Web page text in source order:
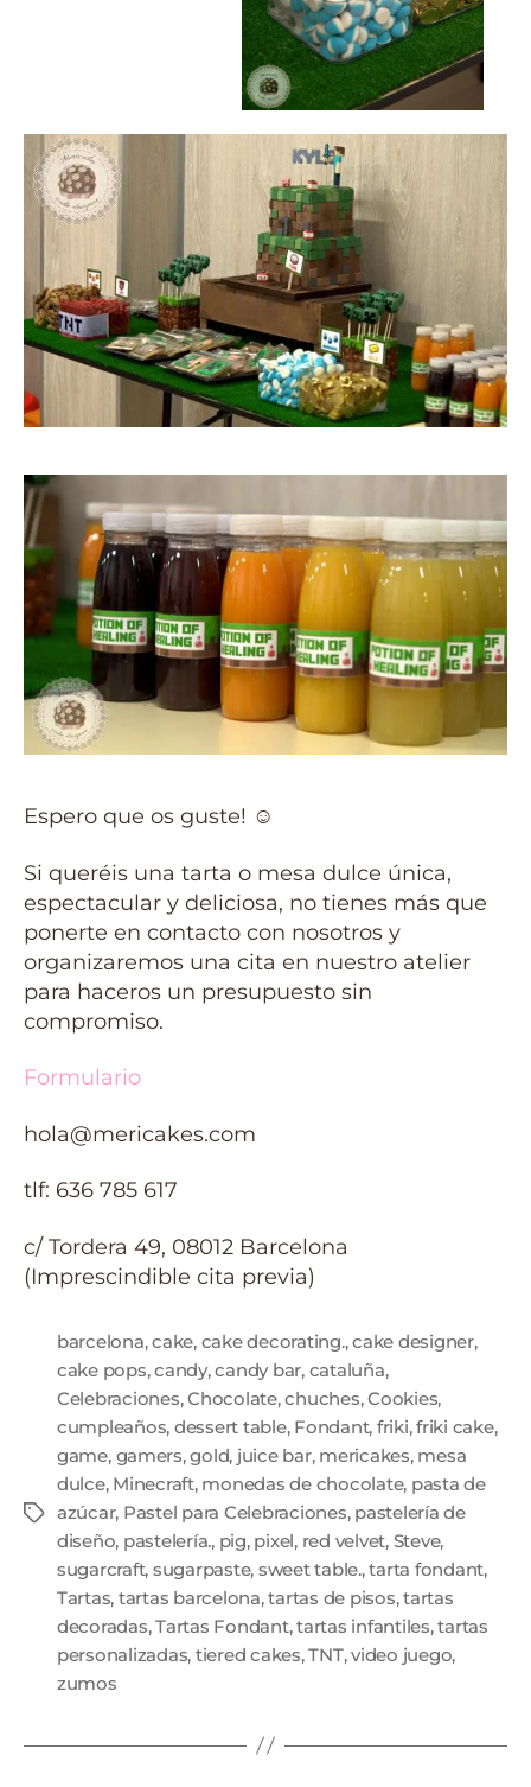
Espero que os guste! ☺️
Si queréis una tarta o mesa dulce única,
espectacular y deliciosa, no tienes más que
ponerte en contacto con nosotros y
organizaremos una cita en nuestro atelier
para haceros un presupuesto sin
compromiso.
Formulario
hola@mericakes.com
tlf: 636 785 617
c/ Tordera 49, 08012 Barcelona
(Imprescindible cita previa)
barcelona,cake, cake decorating.,cake designer,
cake pops,candy,candy bar, cataluña,
Celebraciones,Chocolate,chuches,Cookies,
cumpleaños, dessert table, Fondant, friki,friki cake,
game, gamers,gold, juice bar, mericakes, mesa
dulce, Minecraft, monedas de chocolate, pasta de
azúcar, Pastel para Celebraciones, pastelería de
diseño, pastelería., pig, pixel, red velvet, Steve,
sugarcraft, sugarpaste, sweet table.,tarta fondant,
Tartas, tartas barcelona,tartas de pisos,tartas
decoradas,Tartas Fondant,tartas infantiles,tartas
personalizadas, tiered cakes,TNT,video juego,
zumos